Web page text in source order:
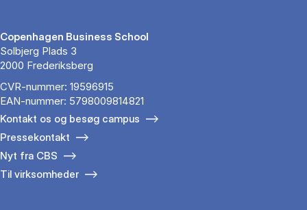
Copenhagen Business School
Solbjerg Plads 3
2000 Frederiksberg
CVR-nummer: 19596915
EAN-nummer: 5798009814821
Kontakt os og besøg campus
Pressekontakt
Nyt fra CBS
Til virksomheder